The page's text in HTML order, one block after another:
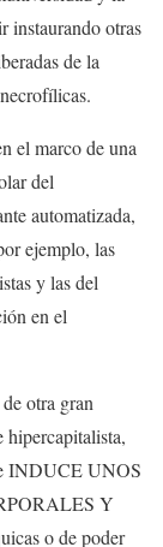
instaurando otras
de la
el marco de una
del
automatizada,
ejemplo, las
y las del
en el
otra gran
hipercapitalista,
INDUCE UNOS
Y
o de poder